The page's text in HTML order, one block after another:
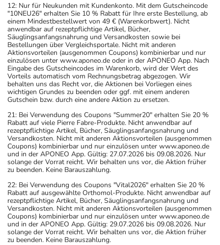
12: Nur für Neukunden mit Kundenkonto. Mit dem Gutscheincode
"10NEU26" erhalten Sie 10 % Rabatt für Ihre erste Bestellung, ab
einem Mindestbestellwert von 49 € (Warenkorbwert). Nicht
anwendbar auf rezeptpflichtige Artikel, Bücher,
Säuglingsanfangsnahrung und Versandkosten sowie bei
Bestellungen über Vergleichsportale. Nicht mit anderen
Aktionsvorteilen (ausgenommen Coupons) kombinierbar und nur
einzulösen unter www.aponeo.de oder in der APONEO App. Nach
Eingabe des Gutscheincodes im Warenkorb, wird der Wert des
Vorteils automatisch vom Rechnungsbetrag abgezogen. Wir
behalten uns das Recht vor, die Aktionen bei Vorliegen eines
wichtigen Grundes zu beenden oder ggf. mit einem anderen
Gutschein bzw. durch eine andere Aktion zu ersetzen.
21: Bei Verwendung des Coupons "Summer20" erhalten Sie 20 %
Rabatt auf viele Pierre Fabre-Produkte. Nicht anwendbar auf
rezeptpflichtige Artikel, Bücher, Säuglingsanfangsnahrung und
Versandkosten. Nicht mit anderen Aktionsvorteilen (ausgenommen
Coupons) kombinierbar und nur einzulösen unter www.aponeo.de
und in der APONEO App. Gültig: 27.07.2026 bis 09.08.2026. Nur
solange der Vorrat reicht. Wir behalten uns vor, die Aktion früher
zu beenden. Keine Barauszahlung.
22: Bei Verwendung des Coupons "Vital2026" erhalten Sie 20 %
Rabatt auf ausgewählte Orthomol-Produkte. Nicht anwendbar auf
rezeptpflichtige Artikel, Bücher, Säuglingsanfangsnahrung und
Versandkosten. Nicht mit anderen Aktionsvorteilen (ausgenommen
Coupons) kombinierbar und nur einzulösen unter www.aponeo.de
und in der APONEO App. Gültig: 29.07.2026 bis 09.08.2026. Nur
solange der Vorrat reicht. Wir behalten uns vor, die Aktion früher
zu beenden. Keine Barauszahlung.